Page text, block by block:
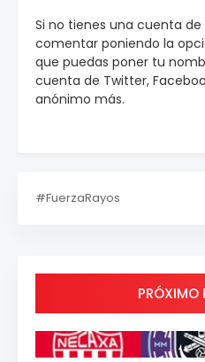
Si no tienes una cuenta de
comentar poniendo la
que puedas poner tu
cuenta de Twitter,
anónimo más.
#FuerzaRayos
PRÓXIMO